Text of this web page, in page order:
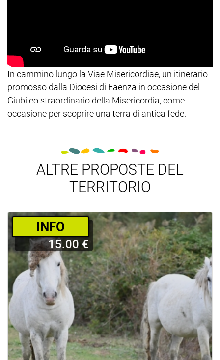
In cammino lungo la Viae Misericordiae, un itinerario
promosso dalla Diocesi di Faenza in occasione del
Giubileo straordinario della Misericordia, come
occasione per scoprire una terra di antica fede.
ALTRE PROPOSTE DEL
TERRITORIO
­INFO
15.00 €